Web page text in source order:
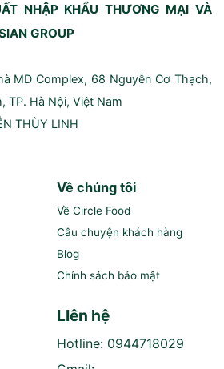
NHẬP KHẨU THƯƠNG MẠI VÀ
GROUP
MD Complex, 68 Nguyễn Cơ Thạch,
TP. Hà Nội, Việt Nam
THÙY LINH
Về chúng tôi
Về Circle Food
Câu chuyện khách hàng
Blog
Chính sách bảo mật
LIên hệ
Hotline: 0944718029